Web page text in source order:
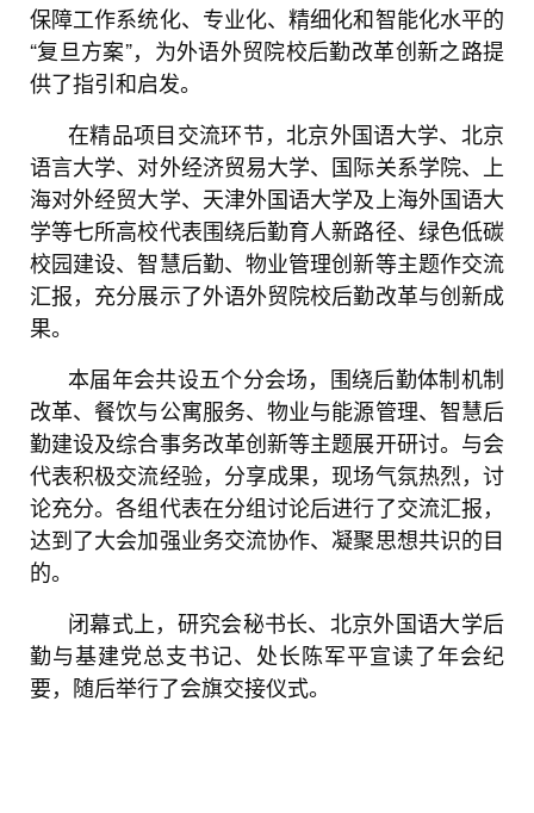
保障工作系统化、专业化、精细化和智能化水平的
“复旦方案”，为外语外贸院校后勤改革创新之路提
供了指引和启发。
在精品项目交流环节，北京外国语大学、北京
语言大学、对外经济贸易大学、国际关系学院、上
海对外经贸大学、天津外国语大学及上海外国语大
学等七所高校代表围绕后勤育人新路径、绿色低碳
校园建设、智慧后勤、物业管理创新等主题作交流
汇报，充分展示了外语外贸院校后勤改革与创新成
果。
本届年会共设五个分会场，围绕后勤体制机制
改革、餐饮与公寓服务、物业与能源管理、智慧后
勤建设及综合事务改革创新等主题展开研讨。与会
代表积极交流经验，分享成果，现场气氛热烈，讨
论充分。各组代表在分组讨论后进行了交流汇报，
达到了大会加强业务交流协作、凝聚思想共识的目
的。
闭幕式上，研究会秘书长、北京外国语大学后
勤与基建党总支书记、处长陈军平宣读了年会纪
要，随后举行了会旗交接仪式。